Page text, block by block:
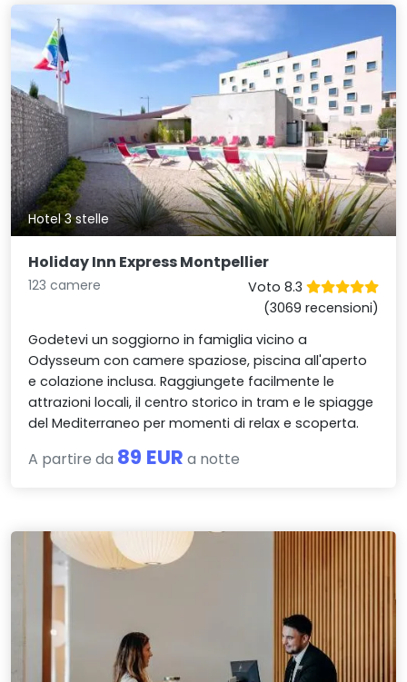
Hotel 3 stelle
Holiday Inn Express Montpellier
123 camere
Voto 8.3
(3069 recensioni)
Godetevi un soggiorno in famiglia vicino a
Odysseum con camere spaziose, piscina all'aperto
e colazione inclusa. Raggiungete facilmente le
attrazioni locali, il centro storico in tram e le spiagge
del Mediterraneo per momenti di relax e scoperta.
A partire da 89 EUR a notte